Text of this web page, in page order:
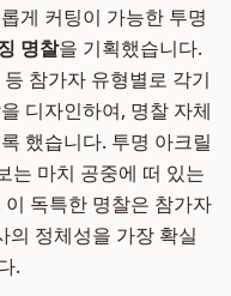
게 커팅이 가능한 투명
명찰을 기획했습니다.
참가자 유형별로 각기
디자인하여, 명찰 자체
했습니다. 투명 아크릴
는 마치 공중에 떠 있는
독특한 명찰은 참가자
의 정체성을 가장 확실
.